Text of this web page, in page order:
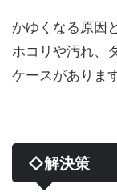
かゆくなる原因
ホコリや汚れ、
ケースがあります
◇解決策